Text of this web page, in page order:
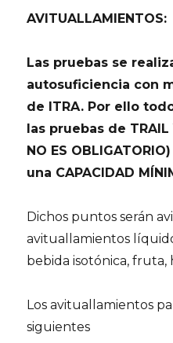
AVITUALLAMIENTOS:
Las pruebas se
autosuficiencia con
de ITRA. Por ello
las pruebas de TRAIL
NO ES
una CAPACIDAD
Dichos puntos serán
avituallamientos
bebida isotónica, fruta,
Los avituallamientos
siguientes